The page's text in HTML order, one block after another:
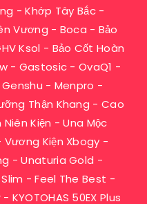
-Khớp Tây Bắc-
Vương - Boca - Bảo
Ksol - Bảo Cốt Hoàn
- Gastosic -OvaQ1 -
Genshu - Menpro -
Thận Khang - Cao
Niên Kiện -Una Mộc
Vương Kiện Xbogy -
-Unaturia Gold -
-Feel The Best -
- KYOTOHAS 50EX Plus